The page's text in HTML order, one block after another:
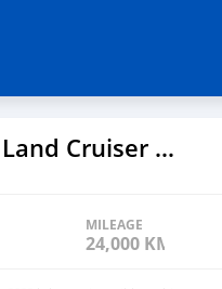
2023 Toyota Land Cruiser Prado
MILEAGE
24,000 KM